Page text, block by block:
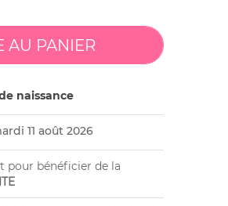
naissance
11 août 2026
pour bénéficier de la